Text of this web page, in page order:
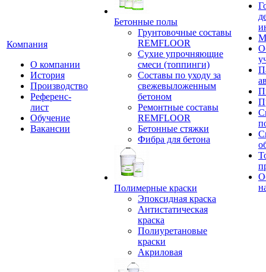
Компания
О компании
История
Производство
Референс-
лист
Обучение
Вакансии
Бетонные полы
Грунтовочные составы
REMFLOOR
Сухие упрочняющие
смеси (топпинги)
Составы по уходу за
свежевыложенным
бетоном
Ремонтные составы
REMFLOOR
Бетонные стяжки
Фибра для бетона
Полимерные краски
Эпоксидная краска
Антистатическая
краска
Полиуретановые
краски
Акриловая